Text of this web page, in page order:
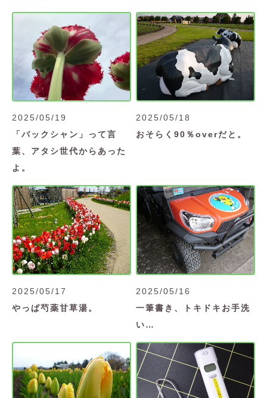
2025/05/19
「バックシャン」って言
葉、アタシ世代からあった
よ。
2025/05/18
おそらく90％overだと。
2025/05/17
やっぱ芍薬甘草湯。
2025/05/16
一筆書き、トキドキお手洗
い…